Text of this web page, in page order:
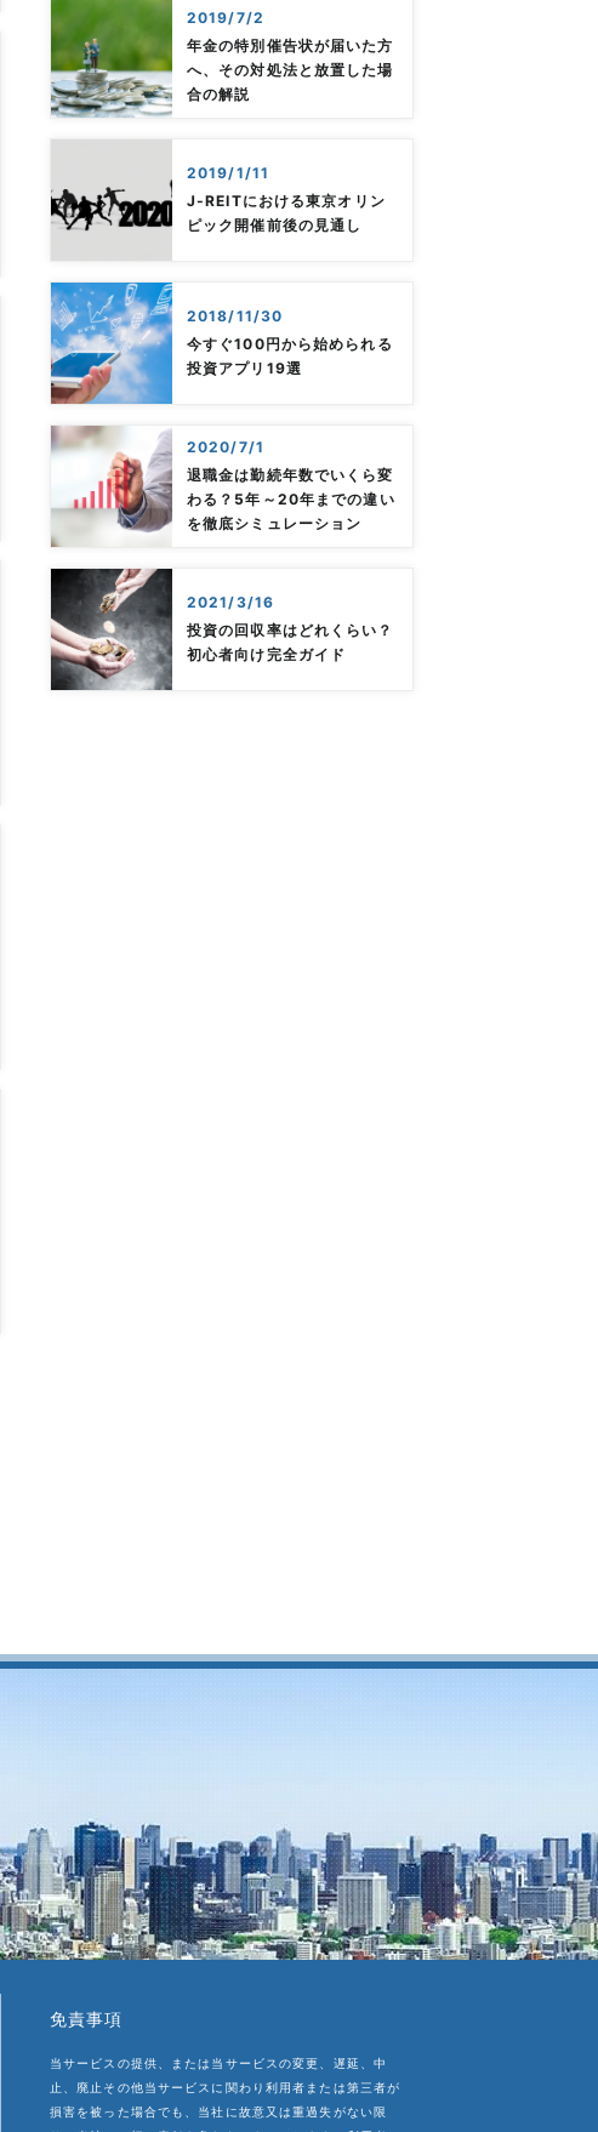
2019/7/2
年金の特別催告状が届いた方
へ、その対処法と放置した場
合の解説
2019/1/11
J-REITにおける東京オリン
ピック開催前後の見通し
2018/11/30
今すぐ100円から始められる
投資アプリ19選
2020/7/1
退職金は勤続年数でいくら変
わる？5年～20年までの違い
を徹底シミュレーション
2021/3/16
投資の回収率はどれくらい？
初心者向け完全ガイド
免責事項
当サービスの提供、または当サービスの変更、遅延、中
止、廃止その他当サービスに関わり利用者または第三者が
損害を被った場合でも、当社に故意又は重過失がない限